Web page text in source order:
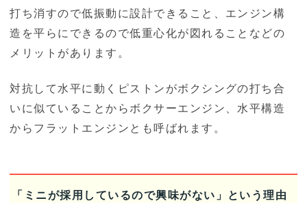
打ち消すので低振動に設計できること、エンジン構
造を平らにできるので低重心化が図れることなどの
メリットがあります。
対抗して水平に動くピストンがボクシングの打ち合
いに似ていることからボクサーエンジン、水平構造
からフラットエンジンとも呼ばれます。
「ミニが採用しているので興味がない」という理由